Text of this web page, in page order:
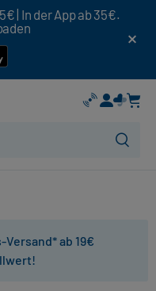
| In der App ab 35€.
Versand* ab 19€